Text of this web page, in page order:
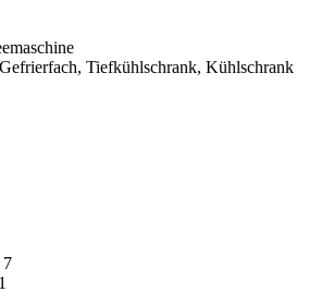
Tiefkühlschrank, Kühlschrank
7